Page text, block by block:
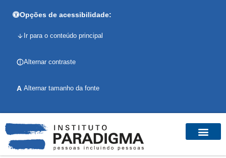
Opções de acessibilidade:
Ir para o conteúdo principal
Alternar contraste
A Alternar tamanho da fonte